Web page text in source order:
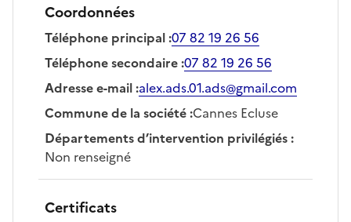
Coordonnées
Téléphone principal:07 82 19 26 56
Téléphone secondaire:07 82 19 26 56
Adresse e-mail:alex.ads.01.ads@gmail.com
Commune de la société:Cannes Ecluse
Départements d’intervention privilégiés:
Non renseigné
Certificats